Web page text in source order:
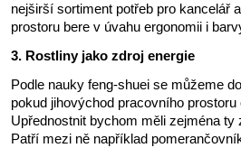
nejširší sortiment potřeb pro kancelář
prostoru bere v úvahu ergonomii i
3. Rostliny jako zdroj energie
Podle nauky feng-shuei se můžeme
pokud jihovýchod pracovního
Upřednostnit bychom měli zejména
Patří mezi ně například